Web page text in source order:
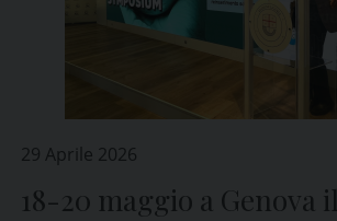
29 Aprile 2026
18-20 maggio a Genova il